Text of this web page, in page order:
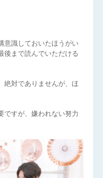
意識しておいたほうがい
後まで読んでいただける
絶対でありませんが、ほ
ですが、嫌われない努力